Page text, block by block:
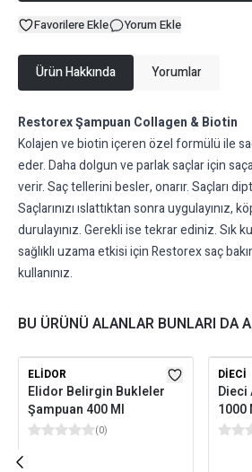
Favorilere Ekle Yorum Ekle
Ürün Hakkında Yorumlar
Restorex Şampuan Collagen & Biotin
Kolajen ve biotin içeren özel formülü ile
eder. Daha dolgun ve parlak saçlar için
verir. Saç tellerini besler, onarır. Saçları
Saçlarınızı ıslattıktan sonra uygulayınız,
durulayınız. Gerekli ise tekrar ediniz. Sık
sağlıklı uzama etkisi için Restorex saç
kullanınız.
BU ÜRÜNÜ ALANLAR BUNLARI DA
ELIDOR
Elidor Belirgin Bukleler
Şampuan 400 Ml
(0)
DIECI
Dieci
1000